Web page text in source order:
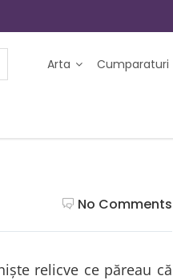
Arta Cumparaturi
No Comments
relicve ce păreau că